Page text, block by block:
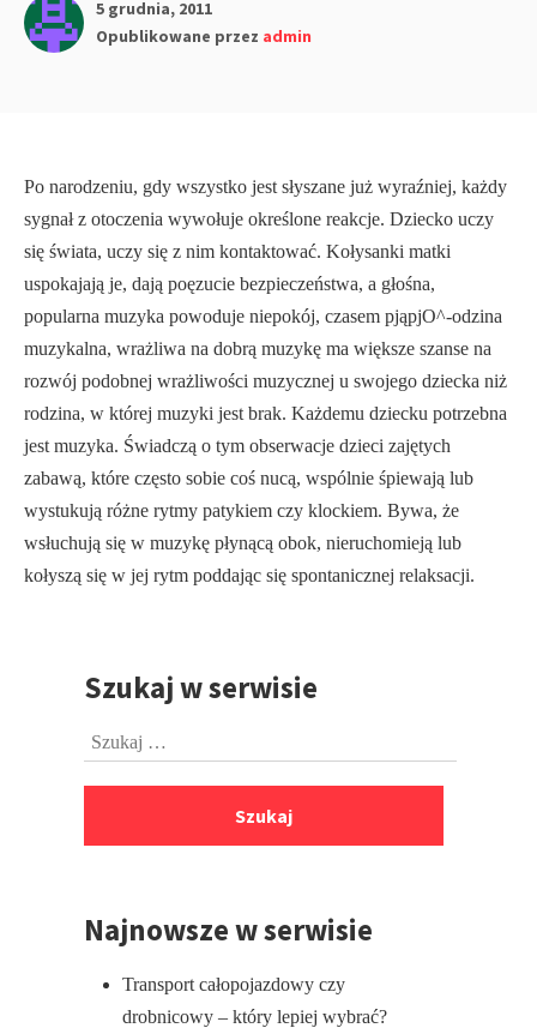
5 grudnia, 2011
Opublikowane przez admin
Po narodzeniu, gdy wszystko jest słyszane już wyraźniej, każdy
sygnał z otoczenia wywołuje określone reakcje. Dziecko uczy
się świata, uczy się z nim kontaktować. Kołysanki matki
uspokajają je, dają poęzucie bezpieczeństwa, a głośna,
popularna muzyka powoduje niepokój, czasem pjąpjO^-odzina
muzykal­na, wrażliwa na dobrą muzykę ma większe szanse na
rozwój podobnej wrażliwości muzycznej u swojego dziecka niż
rodzina, w której muzyki jest brak. Każdemu dziecku potrzebna
jest muzyka. Świadczą o tym obserwacje dzieci zajętych
zabawą, które często sobie coś nucą, wspólnie śpiewają lub
wystukują różne rytmy patykiem czy klockiem. Bywa, że
wsłuchują się w muzykę płynącą obok, nieruchomieją lub
kołyszą się w jej rytm poddając się spontanicznej relaksacji.
PrzejdźSzukaj w serwisie
Szukaj:
Najnowsze w serwisie
Transport całopojazdowy czy
drobnicowy – który lepiej wybrać?